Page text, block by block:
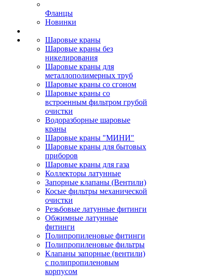
Фланцы
Новинки
Шаровые краны
Шаровые краны без
никелирования
Шаровые краны для
металлополимерных труб
Шаровые краны со сгоном
Шаровые краны со
встроенным фильтром грубой
очистки
Водоразборные шаровые
краны
Шаровые краны "МИНИ"
Шаровые краны для бытовых
приборов
Шаровые краны для газа
Коллекторы латунные
Запорные клапаны (Вентили)
Косые фильтры механической
очистки
Резьбовые латунные фитинги
Обжимные латунные
фитинги
Полипропиленовые фитинги
Полипропиленовые фильтры
Клапаны запорные (вентили)
с полипропиленовым
корпусом